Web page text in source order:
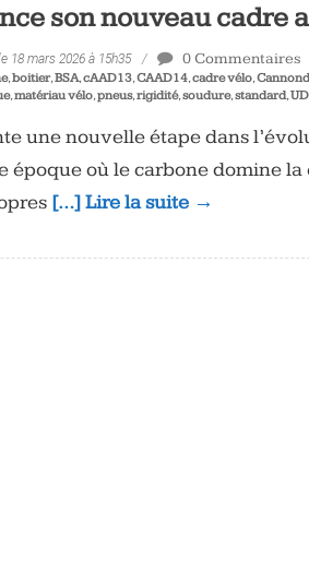
son nouveau cadre
18 mars 2026 à 15h35 0 Commentaires
,boitier,BSA,cAAD13,CAAD14,cadre vélo,
,matériau vélo,pneus,rigidité,soudure,standard,
une nouvelle étape dans
époque où le carbone domine
[…] Lire la suite →